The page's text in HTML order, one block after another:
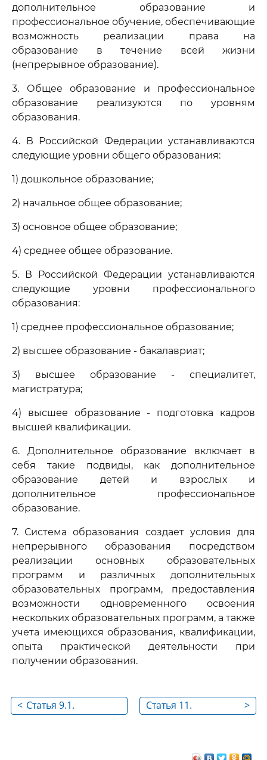
дополнительное образование и
профессиональное обучение, обеспечивающие
возможность реализации права на
образование в течение всей жизни
(непрерывное образование).
3. Общее образование и профессиональное
образование реализуются по уровням
образования.
4. В Российской Федерации устанавливаются
следующие уровни общего образования:
1) дошкольное образование;
2) начальное общее образование;
3) основное общее образование;
4) среднее общее образование.
5. В Российской Федерации устанавливаются
следующие уровни профессионального
образования:
1) среднее профессиональное образование;
2) высшее образование - бакалавриат;
3) высшее образование - специалитет,
магистратура;
4) высшее образование - подготовка кадров
высшей квалификации.
6. Дополнительное образование включает в
себя такие подвиды, как дополнительное
образование детей и взрослых и
дополнительное профессиональное
образование.
7. Система образования создает условия для
непрерывного образования посредством
реализации основных образовательных
программ и различных дополнительных
образовательных программ, предоставления
возможности одновременного освоения
нескольких образовательных программ, а также
учета имеющихся образования, квалификации,
опыта практической деятельности при
получении образования.
< Статья 9.1.
>
Статья 11.
образовательные